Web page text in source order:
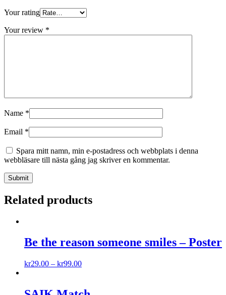
Your rating
Your review *
Name *
Email *
Spara mitt namn, min e-postadress och webbplats i denna
webbläsare till nästa gång jag skriver en kommentar.
Related products
Be the reason someone smiles – Poster
kr29.00 – kr99.00